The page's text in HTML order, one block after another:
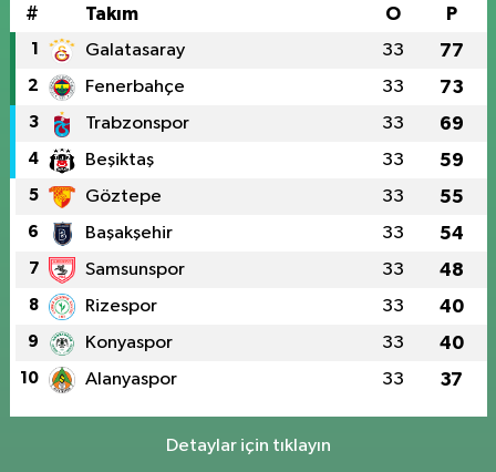
# Takım O P
1 Galatasaray 33 77
2 Fenerbahçe 33 73
3 Trabzonspor 33 69
4 Beşiktaş 33 59
5 Göztepe 33 55
6 Başakşehir 33 54
7 Samsunspor 33 48
8 Rizespor 33 40
9 Konyaspor 33 40
10 Alanyaspor 33 37
Detaylar için tıklayın